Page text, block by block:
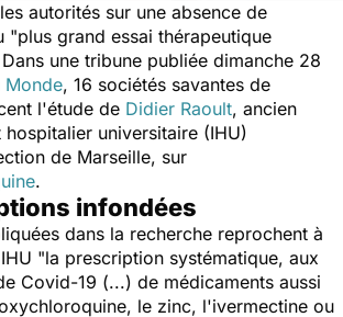
autorités sur une absence de
"plus grand essai thérapeutique
une tribune publiée dimanche 28
Monde, 16 sociétés savantes de
l'étude de Didier Raoult, ancien
universitaire (IHU)
de Marseille, sur
.
infondées
dans la recherche reprochent à
"la prescription systématique, aux
Covid-19 (...) de médicaments aussi
le zinc, l'ivermectine ou